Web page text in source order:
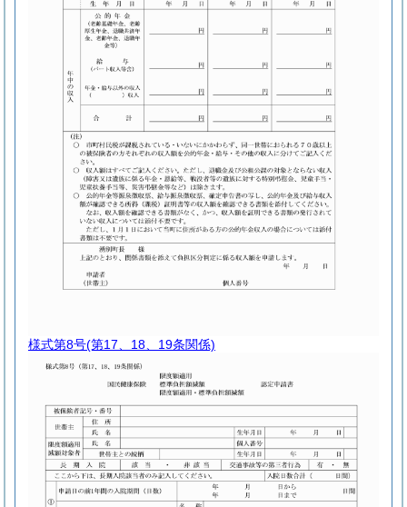
様式第8号(第17、18、19条関係)